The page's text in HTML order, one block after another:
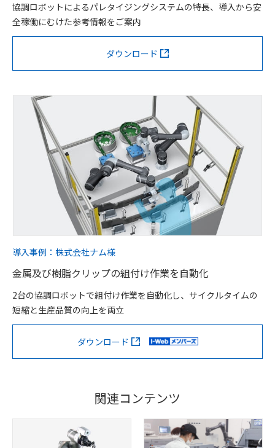
協調ロボットによるパレタイジングシステムの特長、導入から安
全稼働にむけた参考情報をご案内
ダウンロード
導入事例：株式会社ナム様
金属及び樹脂クリップの組付け作業を自動化
2台の協調ロボットで組付け作業を自動化し、サイクルタイムの
短縮と生産品質の向上を両立
ダウンロード
関連コンテンツ